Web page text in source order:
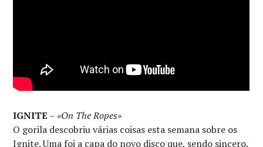
IGNITE – «On The Ropes»
O gorila descobriu várias coisas esta semana sobre os
Ignite. Uma foi a capa do novo disco que, sendo sincero,